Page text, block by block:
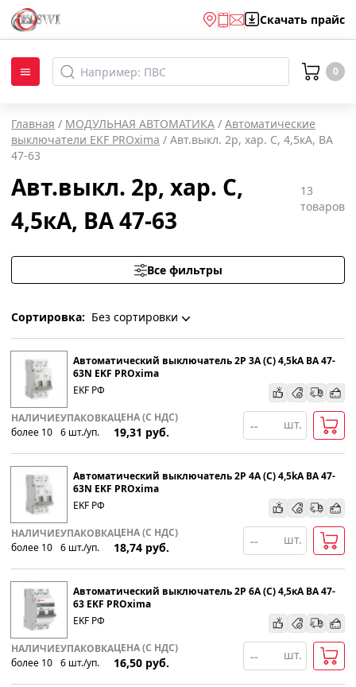
Скачать прайс
0
Главная / МОДУЛЬНАЯ АВТОМАТИКА / Автоматические
выключатели EKF PROxima / Авт.выкл. 2р, хар. С, 4,5кА, ВА
47-63
Авт.выкл. 2р, хар. С,
4,5кА, ВА 47-63
13
товаров
Все фильтры
Сортировка: Без сортировки
Без сортировки
По наименованию
Популярности
Возрастанию цены
Убыванию цены
Автоматический выключатель 2P 3А (C) 4,5kA ВА 47-
63N EKF PROxima
EKF РФ
НАЛИЧИЕ
более 10
УПАКОВКА
6 шт./уп.
ЦЕНА (С НДС)
19,31 руб.
шт.
Автоматический выключатель 2P 4А (C) 4,5kA ВА 47-
63N EKF PROxima
EKF РФ
НАЛИЧИЕ
более 10
УПАКОВКА
6 шт./уп.
ЦЕНА (С НДС)
18,74 руб.
шт.
Автоматический выключатель 2P 6А (С) 4,5кА ВА 47-
63 EKF PROxima
EKF РФ
НАЛИЧИЕ
более 10
УПАКОВКА
6 шт./уп.
ЦЕНА (С НДС)
16,50 руб.
шт.